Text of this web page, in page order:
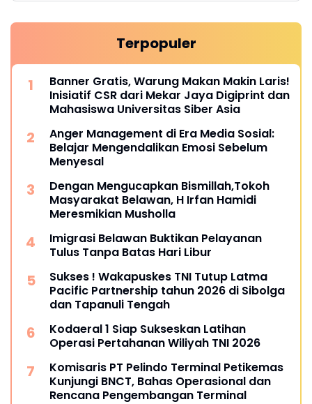
Terpopuler
Banner Gratis, Warung Makan Makin Laris!
Inisiatif CSR dari Mekar Jaya Digiprint dan
Mahasiswa Universitas Siber Asia
Anger Management di Era Media Sosial:
Belajar Mengendalikan Emosi Sebelum
Menyesal
Dengan Mengucapkan Bismillah,Tokoh
Masyarakat Belawan, H Irfan Hamidi
Meresmikian Musholla
Imigrasi Belawan Buktikan Pelayanan
Tulus Tanpa Batas Hari Libur
Sukses ! Wakapuskes TNI Tutup Latma
Pacific Partnership tahun 2026 di Sibolga
dan Tapanuli Tengah
Kodaeral 1 Siap Sukseskan Latihan
Operasi Pertahanan Wiliyah TNI 2026‎
Komisaris PT Pelindo Terminal Petikemas
Kunjungi BNCT, Bahas Operasional dan
Rencana Pengembangan Terminal